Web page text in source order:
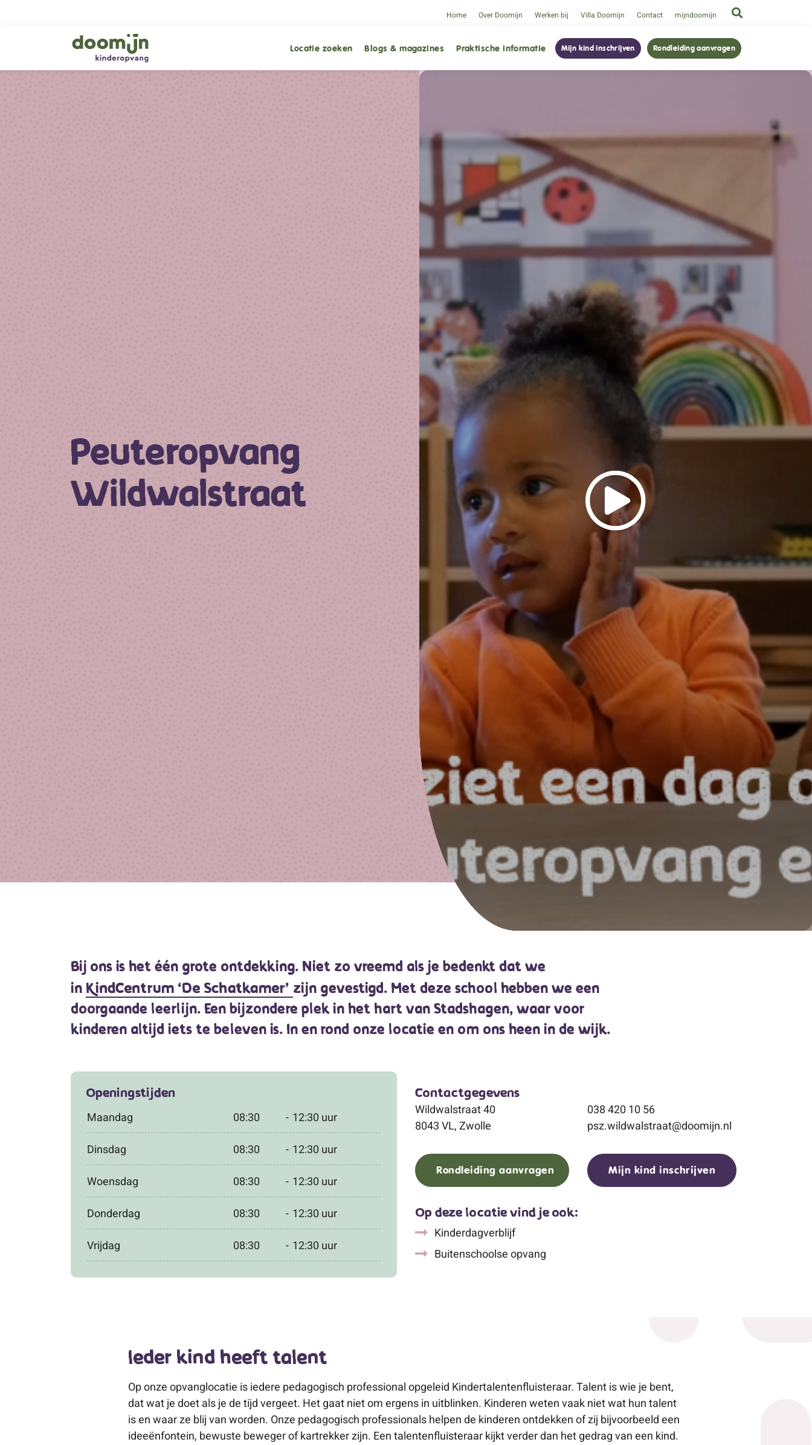
Home Over Doomijn Werken bij Villa Doomijn Contact mijndoomijn
Locatie zoeken Blogs & magazines Praktische informatie Mijn kind inschrijven Rondleiding aanvragen
Peuteropvang
Wildwalstraat
Bij ons is het één grote ontdekking. Niet zo vreemd als je bedenkt dat we
in KindCentrum ‘De Schatkamer’ zijn gevestigd. Met deze school hebben we een
doorgaande leerlijn. Een bijzondere plek in het hart van Stadshagen, waar voor
kinderen altijd iets te beleven is. In en rond onze locatie en om ons heen in de wijk.
Openingstijden
Maandag
08:30 - 12:30 uur
Dinsdag 08:30 - 12:30 uur
Woensdag 08:30 - 12:30 uur
Donderdag 08:30 - 12:30 uur
Vrijdag 08:30 - 12:30 uur
Contactgegevens
Wildwalstraat 40
8043 VL, Zwolle
038 420 10 56
psz.wildwalstraat@doomijn.nl
Rondleiding aanvragen Mijn kind inschrijven
Op deze locatie vind je ook:
Kinderdagverblijf
Buitenschoolse opvang
Ieder kind heeft talent
Op onze opvanglocatie is iedere pedagogisch professional opgeleid Kindertalentenfluisteraar. Talent is wie je bent,
dat wat je doet als je de tijd vergeet. Het gaat niet om ergens in uitblinken. Kinderen weten vaak niet wat hun talent
is en waar ze blij van worden. Onze pedagogisch professionals helpen de kinderen ontdekken of zij bijvoorbeeld een
ideeënfontein, bewuste beweger of kartrekker zijn. Een talentenfluisteraar kijkt verder dan het gedrag van een kind.